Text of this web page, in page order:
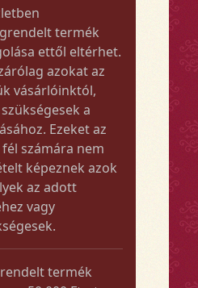
termék
ettől eltérhet.
azokat az
vásárlóinktól,
a
Ezeket az
számára nem
képeznek azok
az adott
vagy
termék